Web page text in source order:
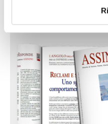
IL MENSILE
AGOSTO 2026